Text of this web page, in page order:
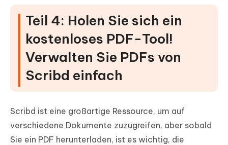
Teil 4: Holen Sie sich ein
kostenloses PDF-Tool!
Verwalten Sie PDFs von
Scribd einfach
Scribd ist eine großartige Ressource, um auf
verschiedene Dokumente zuzugreifen, aber sobald
Sie ein PDF herunterladen, ist es wichtig, die